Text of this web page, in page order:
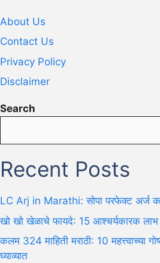
About Us
Contact Us
Privacy Policy
Disclaimer
Search
Recent Posts
LC Arj in Marathi: सोपा परफेक्ट अर्ज
खो खो खेळाचे फायदे: 15 आश्चर्यकारक
कलम 324 माहिती मराठी: 10 महत्त्वाच्या
घ्याव्यात